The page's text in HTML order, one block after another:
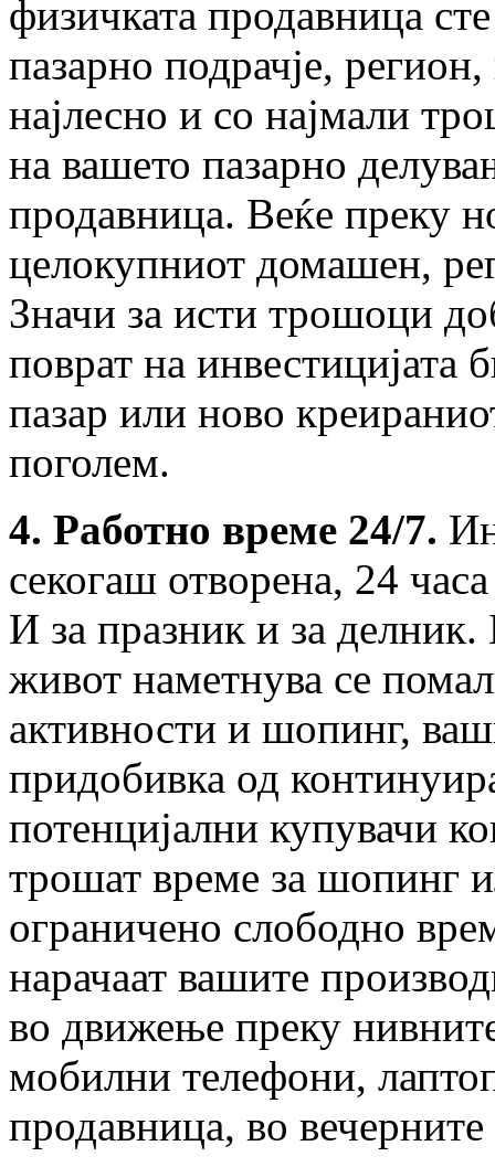
физичката продавница
пазарно подрачје,
најлесно и со најмали
на вашето пазарно
продавница. Веќе преку
целокупниот домашен,
Значи за исти трошоци
поврат на инвестицијата
пазар или ново
поголем.
4. Работно време 24/7.
секогаш отворена, 24
И за празник и за
живот наметнува се
активности и шопинг,
придобивка од
потенцијални купувачи
трошат време за шопинг
ограничено слободно
нарачаат вашите
во движење преку
мобилни телефони,
продавница, во